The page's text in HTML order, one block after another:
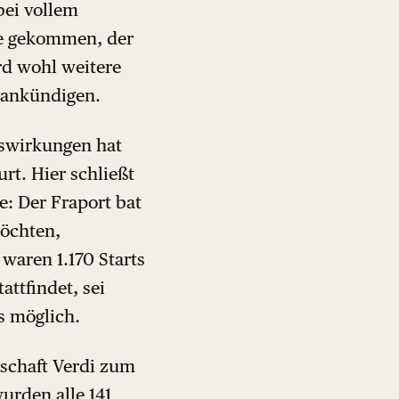
vollem
gekommen, der
wohl weitere
hat
Hier schließt
Der Fraport bat
1.170 Starts
sei
möglich.
Verdi zum